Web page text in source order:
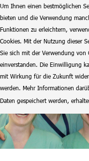
Um Ihnen einen bestmöglichen
bieten und die Verwendung
Funktionen zu erleichtern,
Cookies. Mit der Nutzung dieser
Sie sich mit der Verwendung von
einverstanden. Die Einwilligung
mit Wirkung für die Zukunft
werden. Mehr Informationen
Daten gespeichert werden,